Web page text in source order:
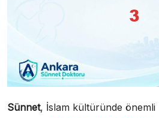
Sünnet, İslam kültüründe önemli